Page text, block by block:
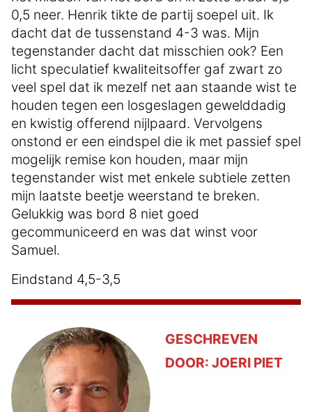
0,5 neer. Henrik tikte de partij soepel uit. Ik
dacht dat de tussenstand 4-3 was. Mijn
tegenstander dacht dat misschien ook? Een
licht speculatief kwaliteitsoffer gaf zwart zo
veel spel dat ik mezelf net aan staande wist te
houden tegen een losgeslagen gewelddadig
en kwistig offerend nijlpaard. Vervolgens
onstond er een eindspel die ik met passief spel
mogelijk remise kon houden, maar mijn
tegenstander wist met enkele subtiele zetten
mijn laatste beetje weerstand te breken.
Gelukkig was bord 8 niet goed
gecommuniceerd en was dat winst voor
Samuel.
Eindstand 4,5-3,5
GESCHREVEN
DOOR: JOERI PIET